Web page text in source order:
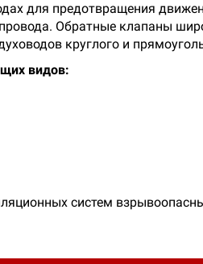
для предотвращения
Обратные клапаны
круглого и
видов:
систем